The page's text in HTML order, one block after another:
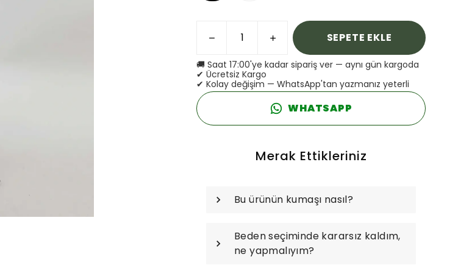
SEPETE EKLE
🚚 Saat 17:00'ye kadar sipariş ver — aynı gün kargoda
✔ Ücretsiz Kargo
✔ Kolay değişim — WhatsApp'tan yazmanız yeterli
WHATSAPP
Merak Ettikleriniz
Bu ürünün kumaşı nasıl?
Beden seçiminde kararsız kaldım,
ne yapmalıyım?